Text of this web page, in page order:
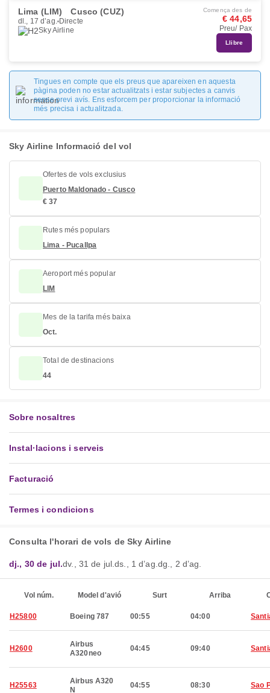
Lima (LIM) Cusco (CUZ)
dl., 17 d’ag. Directe
Sky Airline
Comença des de
€ 44,65
Preu/ Pax
Llibre
Tingues en compte que els preus que apareixen en aquesta
pàgina poden no estar actualitzats i estar subjectes a canvis
sense previ avís. Ens esforcem per proporcionar la informació
més precisa i actualitzada.
Sky Airline Informació del vol
Ofertes de vols exclusius
Puerto Maldonado - Cusco
€ 37
Rutes més populars
Lima - Pucallpa
Aeroport més popular
LIM
Mes de la tarifa més baixa
Oct.
Total de destinacions
44
Sobre nosaltres
Instal·lacions i serveis
Facturació
Termes i condicions
Consulta l'horari de vols de Sky Airline
dj., 30 de jul.dv., 31 de jul.ds., 1 d’ag. dg., 2 d’ag.
Vol núm. Model d'avió Surt Arriba
H25800 Boeing 787 00:55 04:00
H2600
Airbus
A320neo
04:45 09:40
H25563
Airbus A320
N
04:55 08:30 Sao